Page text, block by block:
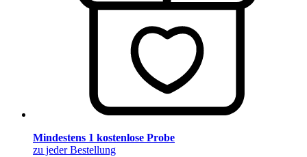
Mindestens 1 kostenlose Probe
zu jeder Bestellung